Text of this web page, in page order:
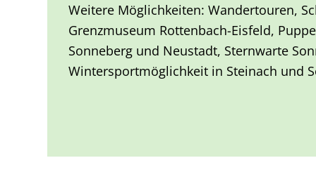
Weitere Möglichkeiten: Wandertouren,
Grenzmuseum Rottenbach-Eisfeld,
Sonneberg und Neustadt, Sternwarte
Wintersportmöglichkeit in Steinach und